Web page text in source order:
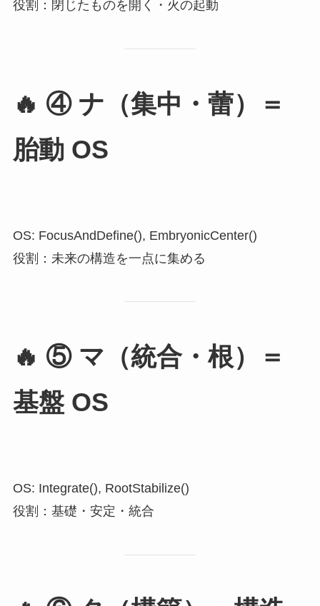
役割：閉じたものを開く・火の起動
🔥 ④ ナ（集中・蕾）＝
胎動 OS
OS: FocusAndDefine(), EmbryonicCenter()
役割：未来の構造を一点に集める
🔥 ⑤ マ（統合・根）＝
基盤 OS
OS: Integrate(), RootStabilize()
役割：基礎・安定・統合